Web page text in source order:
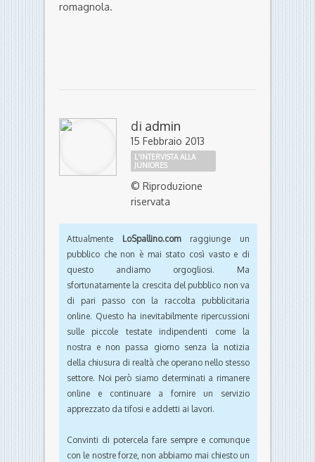
romagnola.
di admin
15 Febbraio 2013
L'INTERVISTA ALLA
JUNIORES
© Riproduzione
riservata
Attualmente LoSpallino.comraggiunge un
pubblico che non è mai stato così vasto e di
questo andiamo orgogliosi. Ma
sfortunatamente la crescita del pubblico non va
di pari passo con la raccolta pubblicitaria
online. Questo ha inevitabilmente ripercussioni
sulle piccole testate indipendenti come la
nostra e non passa giorno senza la notizia
della chiusura di realtà che operano nello stesso
settore. Noi però siamo determinati a rimanere
online e continuare a fornire un servizio
apprezzato da tifosi e addetti ai lavori.
Convinti di potercela fare sempre e comunque
con le nostre forze, non abbiamo mai chiesto un